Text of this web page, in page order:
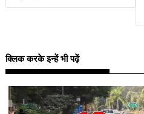
क्लिक करके इन्हें भी पढ़ें